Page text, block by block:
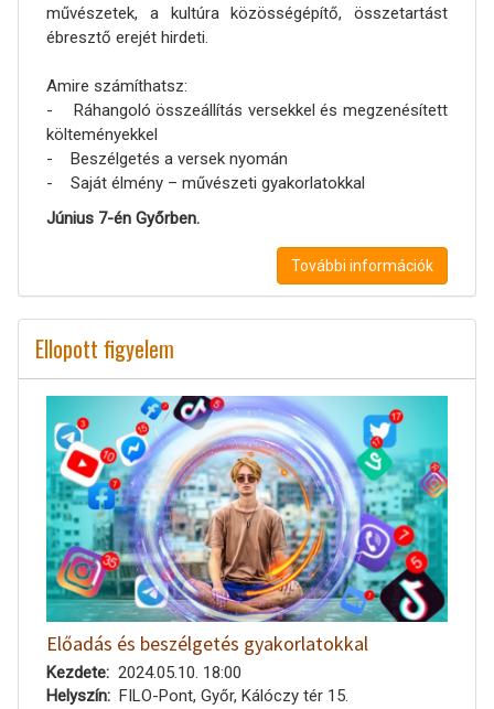
művészetek, a kultúra közösségépítő, összetartást
ébresztő erejét hirdeti.
Amire számíthatsz:
- Ráhangoló összeállítás versekkel és megzenésített
költeményekkel
- Beszélgetés a versek nyomán
- Saját élmény – művészeti gyakorlatokkal
Június 7-én Győrben.
További információk
Ellopott figyelem
Előadás és beszélgetés gyakorlatokkal
Kezdete
2024.05.10. 18:00
Helyszín
FILO-Pont, Győr, Kálóczy tér 15.